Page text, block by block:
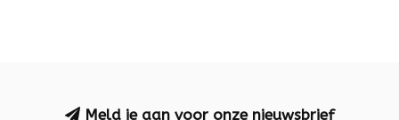
Meld je aan voor onze nieuwsbrief